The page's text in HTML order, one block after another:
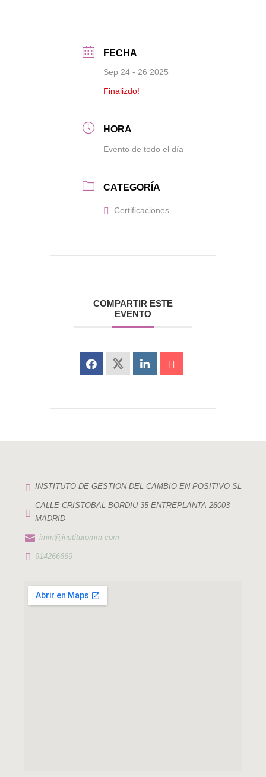
FECHA
Sep 24 - 26 2025
Finalizdo!
HORA
Evento de todo el día
CATEGORÍA
Certificaciones
COMPARTIR ESTE
EVENTO
 INSTITUTO DE GESTION DEL CAMBIO EN POSITIVO SL

CALLE CRISTOBAL BORDIU 35 ENTREPLANTA 28003
MADRID
 imm@institutomm.com
 914266669